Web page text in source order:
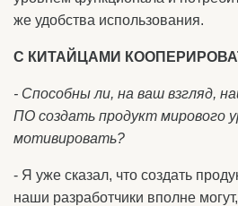
же удобства использования.
С КИТАЙЦАМИ
- Способны ли, на ваш взгляд,
ПО создать продукт мирового
мотивировать?
- Я уже сказал, что создать
наши разработчики вполне